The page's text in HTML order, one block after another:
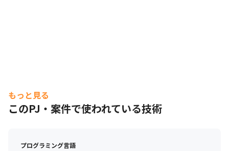
もっと見る
このPJ・案件で使われている技術
プログラミング言語